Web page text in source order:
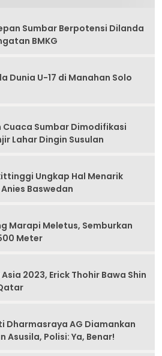
Sumbar Berpotensi Dilanda
BMKG
Dunia U-17 di Manahan Solo
Cuaca Sumbar Dimodifikasi
Lahar Dingin Susulan
Ungkap Hal Menarik
Baswedan
Marapi Meletus, Semburkan
Meter
2023, Erick Thohir Bawa Shin
Dharmasraya AG Diamankan
Asusila, Polisi: Ya, Benar!